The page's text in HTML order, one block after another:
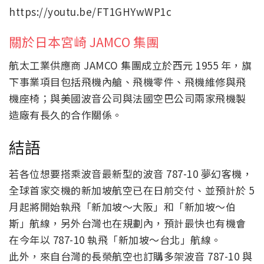
https://youtu.be/FT1GHYwWP1c
關於日本宮崎 JAMCO 集團
航太工業供應商 JAMCO 集團成立於西元 1955 年，旗
下事業項目包括飛機內艙、飛機零件、飛機維修與飛
機座椅；與美國波音公司與法國空巴公司兩家飛機製
造廠有長久的合作關係。
結語
若各位想要搭乘波音最新型的波音 787-10 夢幻客機，
全球首家交機的新加坡航空已在日前交付、並預計於 5
月起將開始執飛「新加坡～大阪」和「新加坡～伯
斯」航線，另外台灣也在規劃內，預計最快也有機會
在今年以 787-10 執飛「新加坡～台北」航線。
此外，來自台灣的長榮航空也訂購多架波音 787-10 與